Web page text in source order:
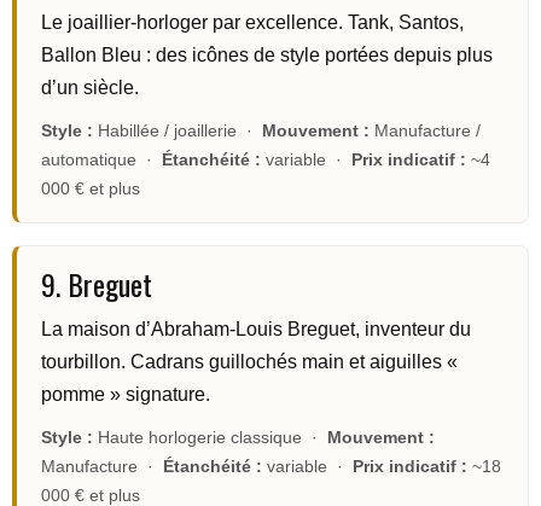
Le joaillier-horloger par excellence. Tank, Santos,
Ballon Bleu : des icônes de style portées depuis plus
d’un siècle.
Style : Habillée / joaillerie · Mouvement : Manufacture /
automatique · Étanchéité : variable · Prix indicatif : ~4
000 € et plus
9. Breguet
La maison d’Abraham-Louis Breguet, inventeur du
tourbillon. Cadrans guillochés main et aiguilles «
pomme » signature.
Style : Haute horlogerie classique · Mouvement :
Manufacture · Étanchéité : variable · Prix indicatif : ~18
000 € et plus